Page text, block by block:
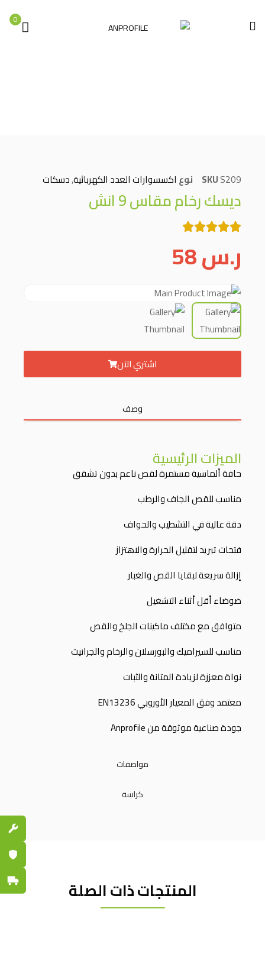
0
SKUS209 نوع اكسسوارات العدد الكهربائية,دسكات
ديسك رخام مقاس 9 انش
ر.س58
اشتري الآن
وصف
مواصفات
كراسة
الميزات الرئيسية
حافة ألماسية مستمرة لقص ناعم بدون تشقق
مناسب للقص الجاف والرطب
دقة عالية في التشطيب والحواف
فتحات تبريد لتقليل الحرارة والاهتزاز
إزالة سريعة لبقايا القص والغبار
ضوضاء أقل أثناء التشغيل
متوافق مع مختلف ماكينات الجلخ والقص
مناسب للسيراميك والبورسلان والرخام والجرانيت
نواة معززة لزيادة المتانة والثبات
معتمد وفق المعيار الأوروبي EN13236
جودة صناعية موثوقة من Anprofile
المنتجات ذات الصلة
قطع
ضمان